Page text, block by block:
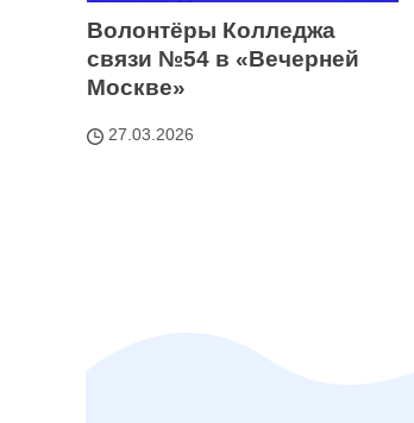
Волонтёры Колледжа
связи №54 в «Вечерней
Москве»
27.03.2026